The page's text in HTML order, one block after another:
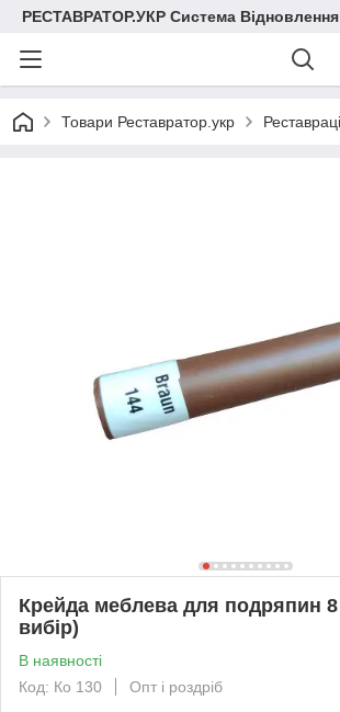
РЕСТАВРАТОР.УКР Система Відновлення
Товари Реставратор.укр
Крейда меблева для подряпин
вибір)
В наявності
Код: Кo 130
Опт і роздріб